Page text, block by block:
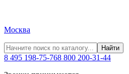
Москва
Найти
8 495 198-75-768 800 200-31-44